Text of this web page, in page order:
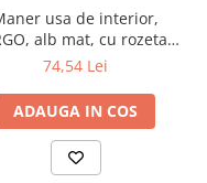
usa de interior,
alb mat, cu rozeta
cheie
74,54 Lei
ADAUGA IN COS